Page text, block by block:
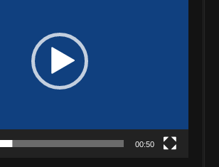
00:50